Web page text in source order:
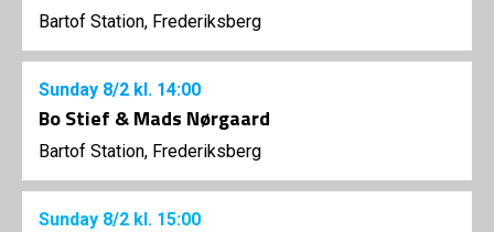
Bartof Station, Frederiksberg
Sunday 8/2 kl. 14:00
Bo Stief & Mads Nørgaard
Bartof Station, Frederiksberg
Sunday 8/2 kl. 15:00